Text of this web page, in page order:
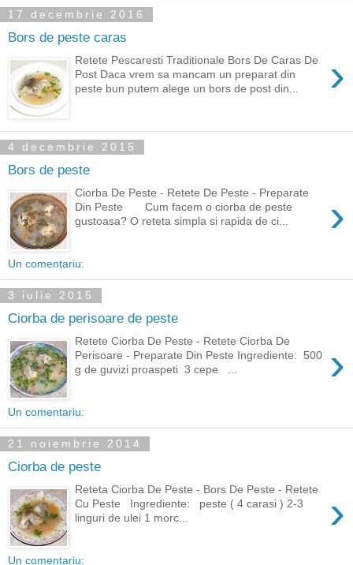
17 decembrie 2016
Bors de peste caras
›
Retete Pescaresti Traditionale Bors De Caras De
Post Daca vrem sa mancam un preparat din
peste bun putem alege un bors de post din...
4 decembrie 2015
Bors de peste
›
Ciorba De Peste - Retete De Peste - Preparate
Din Peste Cum facem o ciorba de peste
gustoasa? O reteta simpla si rapida de ci...
Un comentariu:
3 iulie 2015
Ciorba de perisoare de peste
›
Retete Ciorba De Peste - Retete Ciorba De
Perisoare - Preparate Din Peste Ingrediente: 500
g de guvizi proaspeti 3 cepe ...
Un comentariu:
21 noiembrie 2014
Ciorba de peste
›
Reteta Ciorba De Peste - Bors De Peste - Retete
Cu Peste Ingrediente: peste ( 4 carasi ) 2-3
linguri de ulei 1 morc...
Un comentariu: